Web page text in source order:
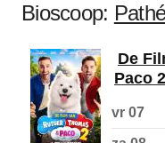
Bioscoop:
De
Paco 2
vr 07